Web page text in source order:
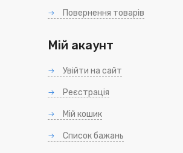
Повернення товарів
Мій акаунт
Увійти на сайт
Реєстрація
Мій кошик
Список бажань